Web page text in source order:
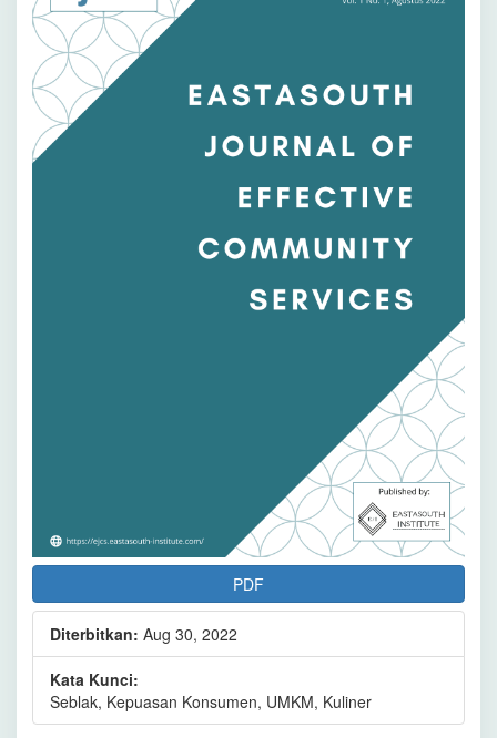
Artikel
PDF
Diterbitkan: Aug 30, 2022
Kata Kunci:
Seblak, Kepuasan Konsumen, UMKM, Kuliner